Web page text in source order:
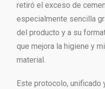
retiró el exceso de
especialmente sencilla
del producto y a su
que mejora la higiene y
material.
Este protocolo,